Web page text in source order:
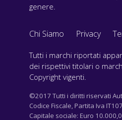
genere.
Chi Siamo Privacy
Tutti i marchi riportati
dei rispettivi titolari o
Copyright vigenti.
©2017 Tutti i diritti riservati
Codice Fiscale, Partita Iva
Capitale sociale: Euro